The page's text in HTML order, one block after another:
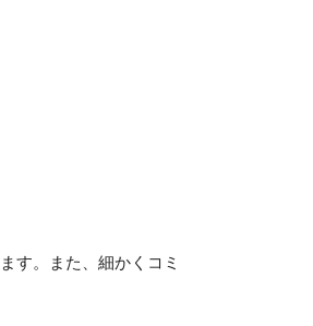
す。また、細かくコミ